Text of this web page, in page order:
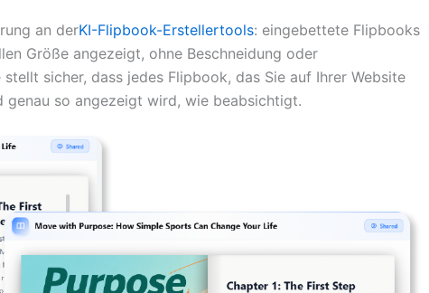
an derKI-Flipbook-Erstellertools: eingebettete Flipbooks
Größe angezeigt, ohne Beschneidung oder
sicher, dass jedes Flipbook, das Sie auf Ihrer Website
genau so angezeigt wird, wie beabsichtigt.